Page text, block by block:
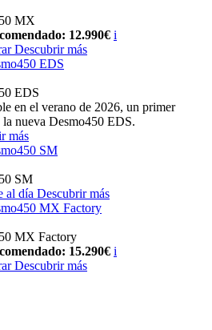
MX
12.990€ i
Descubrir más
EDS
EDS
en el verano de 2026, un primer
la nueva Desmo450 EDS.
más
SM
SM
al día Descubrir más
MX Factory
MX Factory
15.290€ i
Descubrir más